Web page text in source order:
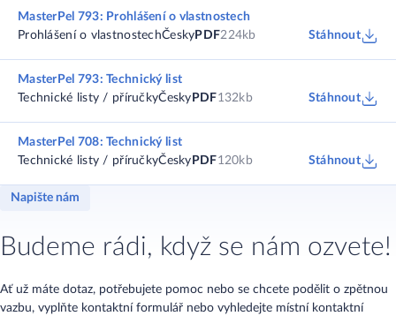
MasterPel 793: Prohlášení o vlastnostech
Prohlášení o vlastnostechČesky PDF224kb Stáhnout
MasterPel 793: Technický list
Technické listy / příručkyČesky PDF132kb Stáhnout
MasterPel 708: Technický list
Technické listy / příručkyČesky PDF120kb Stáhnout
Napište nám
Budeme rádi, když se nám ozvete!
Ať už máte dotaz, potřebujete pomoc nebo se chcete podělit o zpětnou
vazbu, vyplňte kontaktní formulář nebo vyhledejte místní kontaktní